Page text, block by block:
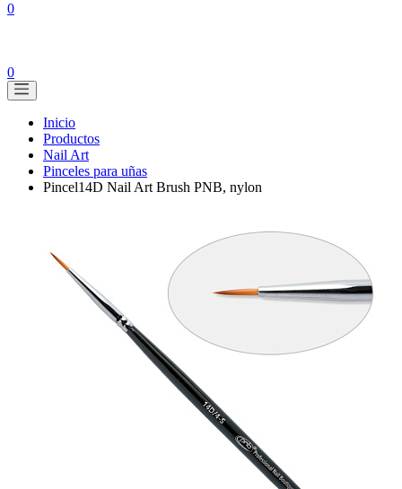
0
0
Inicio
Productos
Nail Art
Pinceles para uñas
Pincel14D Nail Art Brush PNB, nylon